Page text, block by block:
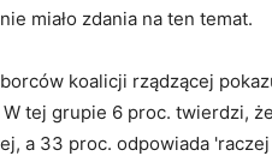
miało zdania na ten temat.
koalicji rządzącej
tej grupie 6 proc. twierdzi,
a 33 proc. odpowiada